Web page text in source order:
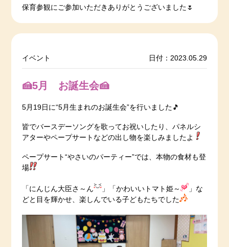
保育参観にご参加いただきありがとうございました🌷
イベント 日付：2023.05.29
🍰5月 お誕生会🍰
5月19日に“5月生まれのお誕生会”を行いました🎵
皆でバースデーソングを歌ってお祝いしたり、パネルシ
アターやペープサートなどの出し物を楽しみましたよ
ペープサート“やさいのパーティー”では、本物の食材も登
場
「にんじん大臣さ～ん 」「かわいいトマト姫～
」な
どと目を輝かせ、楽しんでいる子どもたちでした